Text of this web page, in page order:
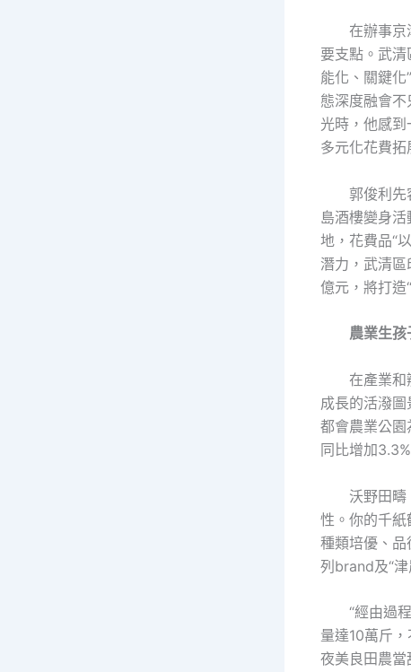
在辦事京
要支點。武清
能化、關鍵
態深度融會
光時，他感
多元化花費拓
郭俊利先
島酒樓變身
地，花費品“
潛力，武清區
億元，將打造
農業生
在產業和
成長的活潑
都會農業公
同比增加3.3%
沃野田
性。你的千
種類培優、品
列brand及“
“經由過
量達10萬斤
夜美良田農